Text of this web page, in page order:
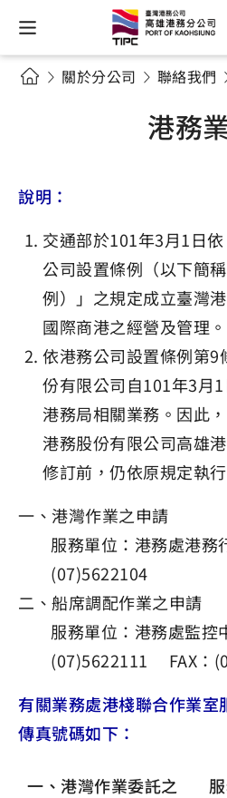
關於分公司 聯絡我們
港務
說明：
交通部於101年3月1日
公司設置條例（以下簡
例）」之規定成立臺灣
國際商港之經營及管理。
依港務公司設置條例第
份有限公司自101年3月
港務局相關業務。因此
港務股份有限公司高雄
修訂前，仍依原規定執行
一、港灣作業之申請
服務單位：港務處港
(07)5622104
二、船席調配作業之申請
服務單位：港務處監
(07)5622111 FAX：
有關業務處港棧聯合作業
傳真號碼如下：
一、港灣作業委託之